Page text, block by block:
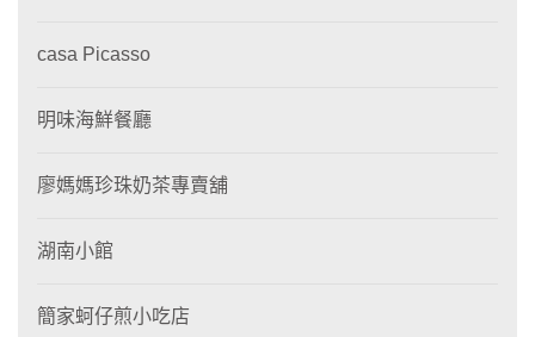
casa Picasso
明味海鮮餐廳
廖媽媽珍珠奶茶專賣舖
湖南小館
簡家蚵仔煎小吃店